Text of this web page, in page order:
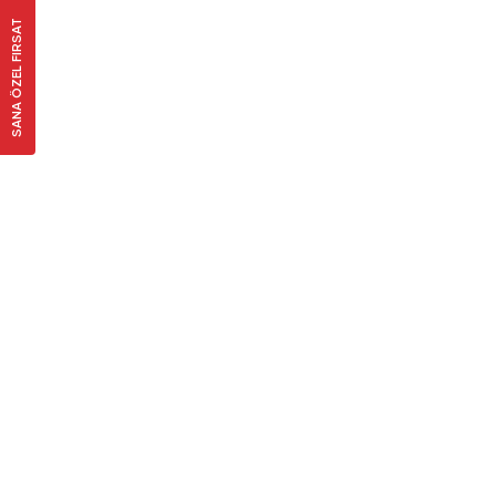
SANA ÖZEL FIRSAT